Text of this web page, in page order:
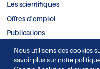
Les scientifiques
Offres d'emploi
Publications
Contact
Nous utilisons des cookies
savoir plus sur notre